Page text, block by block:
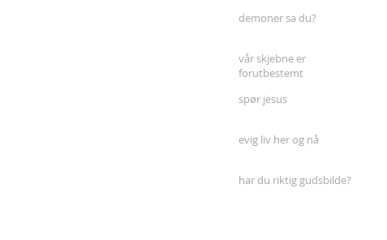
demoner sa du?
vår skjebne er
forutbestemt
spør jesus
evig liv her og nå
har du riktig gudsbilde?